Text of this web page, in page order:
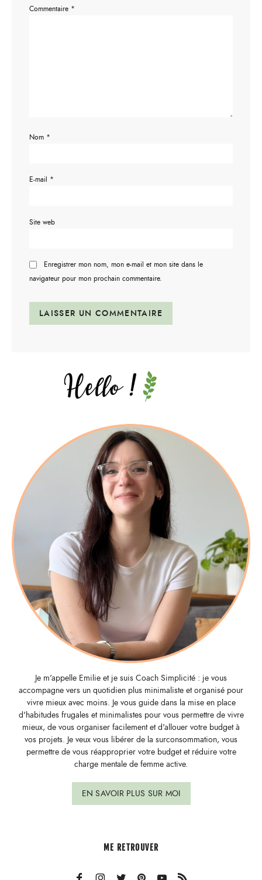
Commentaire *
Nom *
E-mail *
Site web
Enregistrer mon nom, mon e-mail et mon site dans le
navigateur pour mon prochain commentaire.
Je m'appelle Emilie et je suis Coach Simplicité : je vous
accompagne vers un quotidien plus minimaliste et organisé pour
vivre mieux avec moins. Je vous guide dans la mise en place
d'habitudes frugales et minimalistes pour vous permettre de vivre
mieux, de vous organiser facilement et d'allouer votre budget à
vos projets. Je veux vous libérer de la surconsommation, vous
permettre de vous réapproprier votre budget et réduire votre
charge mentale de femme active.
EN SAVOIR PLUS SUR MOI
ME RETROUVER